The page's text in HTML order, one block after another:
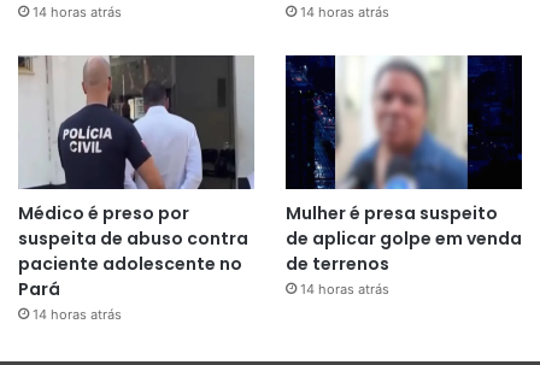
14 horas atrás 14 horas atrás
Médico é preso por
suspeita de abuso contra
paciente adolescente no
Pará
14 horas atrás
Mulher é presa suspeito
de aplicar golpe em venda
de terrenos
14 horas atrás